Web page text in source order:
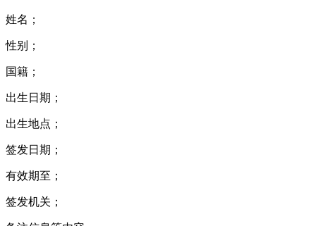
姓名；
性别；
国籍；
出生日期；
出生地点；
签发日期；
有效期至；
签发机关；